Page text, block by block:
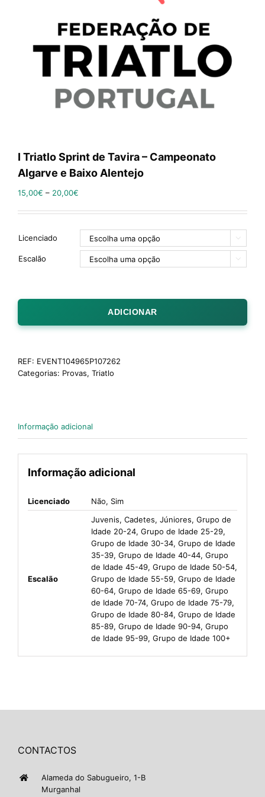
I Triatlo Sprint de Tavira – Campeonato
Algarve e Baixo Alentejo
15,00€ – 20,00€
Licenciado 
Escalão 
ADICIONAR
REF: EVENT104965P107262
Categorias: Provas, Triatlo
Informação adicional
Informação adicional
Licenciado Não, Sim
Escalão
Juvenis, Cadetes, Júniores, Grupo de
Idade 20-24, Grupo de Idade 25-29,
Grupo de Idade 30-34, Grupo de Idade
35-39, Grupo de Idade 40-44, Grupo
de Idade 45-49, Grupo de Idade 50-54,
Grupo de Idade 55-59, Grupo de Idade
60-64, Grupo de Idade 65-69, Grupo
de Idade 70-74, Grupo de Idade 75-79,
Grupo de Idade 80-84, Grupo de Idade
85-89, Grupo de Idade 90-94, Grupo
de Idade 95-99, Grupo de Idade 100+
CONTACTOS
Alameda do Sabugueiro, 1-B
Murganhal